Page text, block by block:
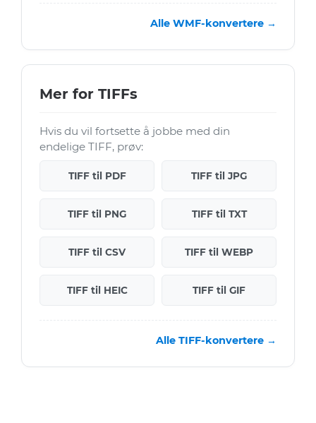
Alle WMF-konvertere →
Mer for TIFFs
Hvis du vil fortsette å jobbe med din
endelige TIFF, prøv:
TIFF til PDF TIFF til JPG
TIFF til PNG TIFF til TXT
TIFF til CSV TIFF til WEBP
TIFF til HEIC TIFF til GIF
Alle TIFF-konvertere →